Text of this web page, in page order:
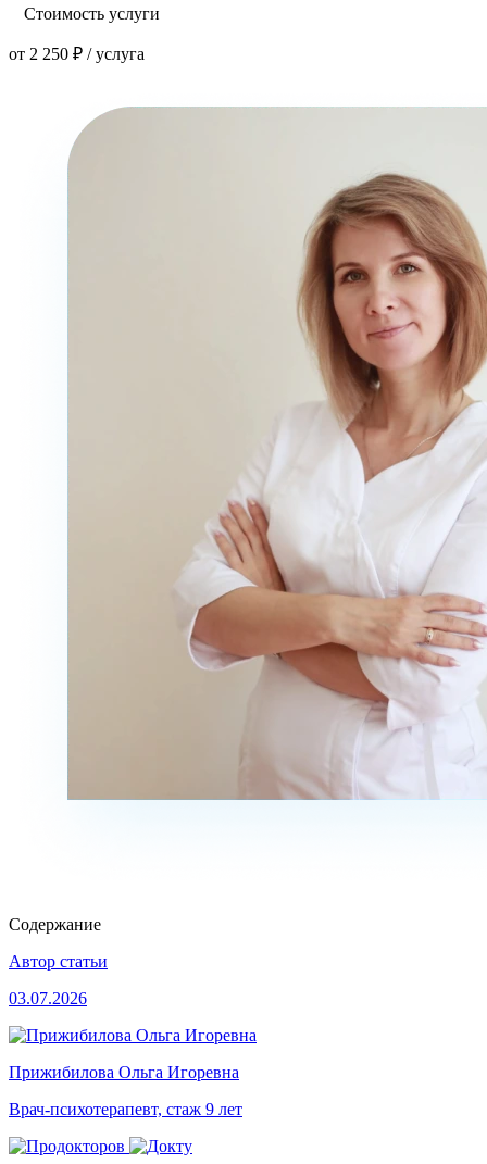
Стоимость услуги
от 2 250 ₽ / услуга
Содержание
Автор статьи
03.07.2026
Прижибилова Ольга Игоревна
Врач-психотерапевт, стаж 9 лет